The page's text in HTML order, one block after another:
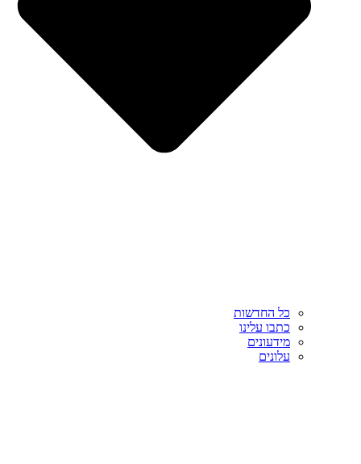
כל החדשות
כתבו עלינו
מידעונים
עלונים